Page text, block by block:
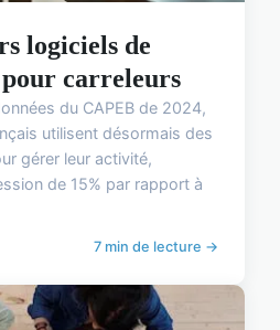
logiciels de
carreleurs
du CAPEB de 2024,
utilisent désormais des
gérer leur activité,
de 15% par rapport à
7 min de lecture →